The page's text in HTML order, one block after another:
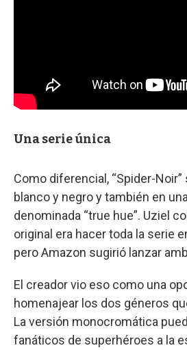
Una serie única
Como diferencial, “Spider-
blanco y negro y también en
denominada “true hue”. Uziel
original era hacer toda la serie
pero Amazon sugirió lanzar
El creador vio eso como una
homenajear los dos géneros
La versión monocromática
fanáticos de superhéroes a la